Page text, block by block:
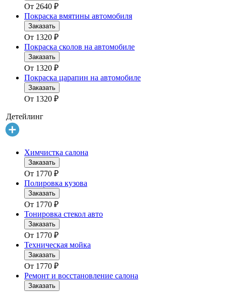
От 2640 ₽
Покраска вмятины автомобиля
Заказать
От 1320 ₽
Покраска сколов на автомобиле
Заказать
От 1320 ₽
Покраска царапин на автомобиле
Заказать
От 1320 ₽
Детейлинг
Химчистка салона
Заказать
От 1770 ₽
Полировка кузова
Заказать
От 1770 ₽
Тонировка стекол авто
Заказать
От 1770 ₽
Техническая мойка
Заказать
От 1770 ₽
Ремонт и восстановление салона
Заказать